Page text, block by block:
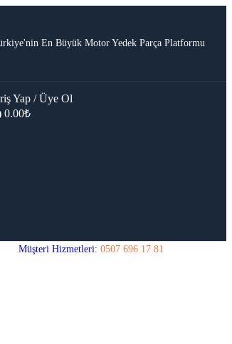
En Büyük Motor Yedek Parça Platformu
Yap / Üye Ol
0.00₺
Müşteri Hizmetleri: 0507 696 17 81